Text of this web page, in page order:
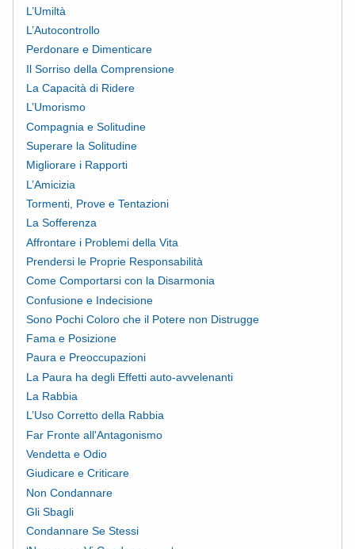
L’Umiltà
L’Autocontrollo
Perdonare e Dimenticare
Il Sorriso della Comprensione
La Capacità di Ridere
L’Umorismo
Compagnia e Solitudine
Superare la Solitudine
Migliorare i Rapporti
L’Amicizia
Tormenti, Prove e Tentazioni
La Sofferenza
Affrontare i Problemi della Vita
Prendersi le Proprie Responsabilità
Come Comportarsi con la Disarmonia
Confusione e Indecisione
Sono Pochi Coloro che il Potere non Distrugge
Fama e Posizione
Paura e Preoccupazioni
La Paura ha degli Effetti auto-avvelenanti
La Rabbia
L’Uso Corretto della Rabbia
Far Fronte all'Antagonismo
Vendetta e Odio
Giudicare e Criticare
Non Condannare
Gli Sbagli
Condannare Se Stessi